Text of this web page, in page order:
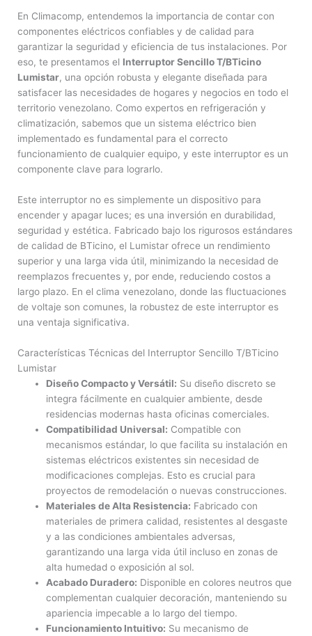
En Climacomp, entendemos la importancia de contar con
componentes eléctricos confiables y de calidad para
garantizar la seguridad y eficiencia de tus instalaciones. Por
eso, te presentamos el Interruptor Sencillo T/BTicino
Lumistar, una opción robusta y elegante diseñada para
satisfacer las necesidades de hogares y negocios en todo el
territorio venezolano. Como expertos en refrigeración y
climatización, sabemos que un sistema eléctrico bien
implementado es fundamental para el correcto
funcionamiento de cualquier equipo, y este interruptor es un
componente clave para lograrlo.
Este interruptor no es simplemente un dispositivo para
encender y apagar luces; es una inversión en durabilidad,
seguridad y estética. Fabricado bajo los rigurosos estándares
de calidad de BTicino, el Lumistar ofrece un rendimiento
superior y una larga vida útil, minimizando la necesidad de
reemplazos frecuentes y, por ende, reduciendo costos a
largo plazo. En el clima venezolano, donde las fluctuaciones
de voltaje son comunes, la robustez de este interruptor es
una ventaja significativa.
Características Técnicas del Interruptor Sencillo T/BTicino
Lumistar
Diseño Compacto y Versátil: Su diseño discreto se
integra fácilmente en cualquier ambiente, desde
residencias modernas hasta oficinas comerciales.
Compatibilidad Universal: Compatible con
mecanismos estándar, lo que facilita su instalación en
sistemas eléctricos existentes sin necesidad de
modificaciones complejas. Esto es crucial para
proyectos de remodelación o nuevas construcciones.
Materiales de Alta Resistencia: Fabricado con
materiales de primera calidad, resistentes al desgaste
y a las condiciones ambientales adversas,
garantizando una larga vida útil incluso en zonas de
alta humedad o exposición al sol.
Acabado Duradero: Disponible en colores neutros que
complementan cualquier decoración, manteniendo su
apariencia impecable a lo largo del tiempo.
Funcionamiento Intuitivo: Su mecanismo de